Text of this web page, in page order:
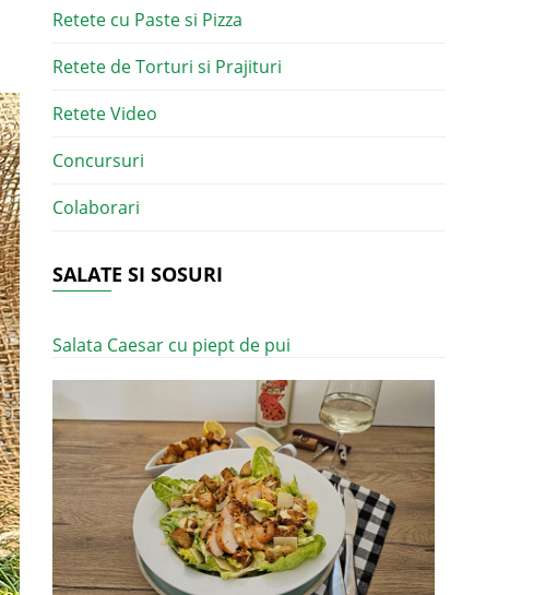
Retete cu Paste si Pizza
Retete de Torturi si Prajituri
Retete Video
Concursuri
Colaborari
SALATE SI SOSURI
Salata Caesar cu piept de pui